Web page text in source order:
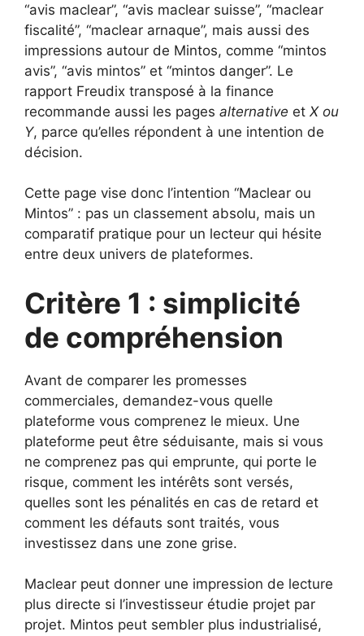
“avis maclear”, “avis maclear suisse”, “maclear
fiscalité”, “maclear arnaque”, mais aussi des
impressions autour de Mintos, comme “mintos
avis”, “avis mintos” et “mintos danger”. Le
rapport Freudix transposé à la finance
recommande aussi les pages alternative et X ou
Y, parce qu’elles répondent à une intention de
décision.
Cette page vise donc l’intention “Maclear ou
Mintos” : pas un classement absolu, mais un
comparatif pratique pour un lecteur qui hésite
entre deux univers de plateformes.
Critère 1 : simplicité
de compréhension
Avant de comparer les promesses
commerciales, demandez-vous quelle
plateforme vous comprenez le mieux. Une
plateforme peut être séduisante, mais si vous
ne comprenez pas qui emprunte, qui porte le
risque, comment les intérêts sont versés,
quelles sont les pénalités en cas de retard et
comment les défauts sont traités, vous
investissez dans une zone grise.
Maclear peut donner une impression de lecture
plus directe si l’investisseur étudie projet par
projet. Mintos peut sembler plus industrialisé,